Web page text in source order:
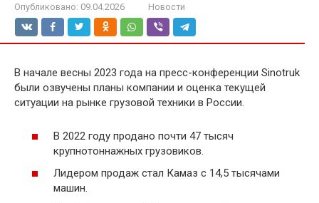
Опубликовано: 09.04.2026 Новости
В начале весны 2023 года на пресс-конференции Sinotruk
были озвучены планы компании и оценка текущей
ситуации на рынке грузовой техники в России.
В 2022 году продано почти 47 тысяч
крупнотоннажных грузовиков.
Лидером продаж стал Камаз с 14,5 тысячами
машин.